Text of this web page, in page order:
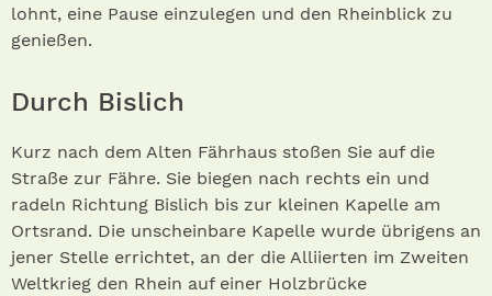
lohnt, eine Pause einzulegen und den Rheinblick zu
genießen.
Durch Bislich
Kurz nach dem Alten Fährhaus stoßen Sie auf die
Straße zur Fähre. Sie biegen nach rechts ein und
radeln Richtung Bislich bis zur kleinen Kapelle am
Ortsrand. Die unscheinbare Kapelle wurde übrigens an
jener Stelle errichtet, an der die Alliierten im Zweiten
Weltkrieg den Rhein auf einer Holzbrücke